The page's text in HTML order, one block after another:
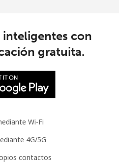
inteligentes con
gratuita.
Wi-Fi
4G/5G
contactos